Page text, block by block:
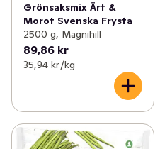
Grönsaksmix Ärt &
Morot Svenska Frysta
2500 g, Magnihill
89,86 kr
35,94 kr /kg